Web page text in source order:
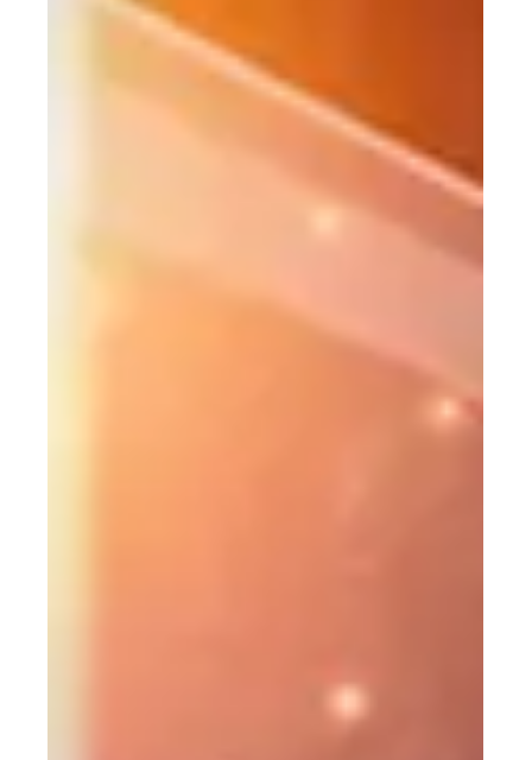
4 min de lectura
Experiencia del Cliente
Venta consultiva en el sector
automotriz: cómo ganar
confianza con tus clientes